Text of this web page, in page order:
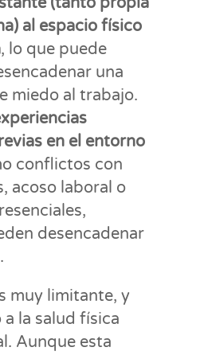
al espacio físico
, lo que puede
una
miedo al trabajo.
en el entorno
conflictos con
acoso laboral o
desencadenar
muy limitante, y
la salud física
Aunque esta